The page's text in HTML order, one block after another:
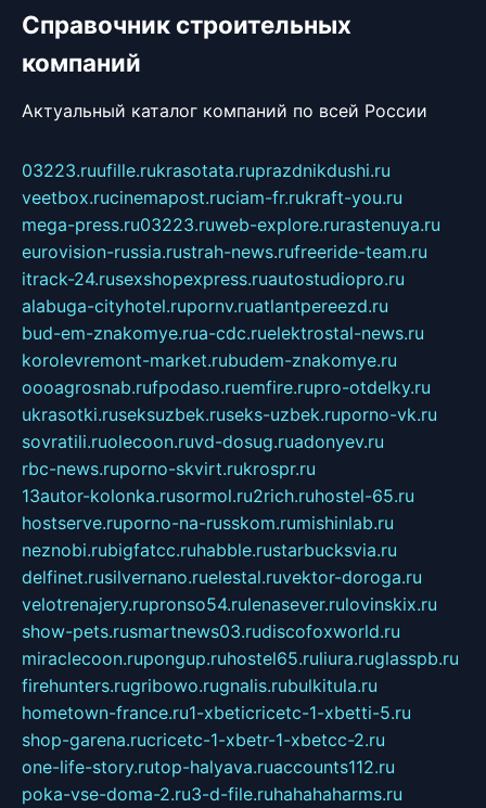
Справочник строительных
компаний
Актуальный каталог компаний по всей России
03223.ruufille.rukrasotata.ruprazdnikdushi.ru
veetbox.rucinemapost.ruciam-fr.rukraft-you.ru
mega-press.ru03223.ruweb-explore.rurastenuya.ru
eurovision-russia.rustrah-news.rufreeride-team.ru
itrack-24.rusexshopexpress.ruautostudiopro.ru
alabuga-cityhotel.rupornv.ruatlantpereezd.ru
bud-em-znakomye.rua-cdc.ruelektrostal-news.ru
korolevremont-market.rubudem-znakomye.ru
oooagrosnab.rufpodaso.ruemfire.rupro-otdelky.ru
ukrasotki.ruseksuzbek.ruseks-uzbek.ruporno-vk.ru
sovratili.ruolecoon.ruvd-dosug.ruadonyev.ru
rbc-news.ruporno-skvirt.rukrospr.ru
13autor-kolonka.rusormol.ru2rich.ruhostel-65.ru
hostserve.ruporno-na-russkom.rumishinlab.ru
neznobi.rubigfatcc.ruhabble.rustarbucksvia.ru
delfinet.rusilvernano.ruelestal.ruvektor-doroga.ru
velotrenajery.rupronso54.rulenasever.rulovinskix.ru
show-pets.rusmartnews03.rudiscofoxworld.ru
miraclecoon.rupongup.ruhostel65.ruliura.ruglasspb.ru
firehunters.rugribowo.rugnalis.rubulkitula.ru
hometown-france.ru1-xbeticricetc-1-xbetti-5.ru
shop-garena.rucricetc-1-xbetr-1-xbetcc-2.ru
one-life-story.rutop-halyava.ruaccounts112.ru
poka-vse-doma-2.ru3-d-file.ruhahahaharms.ru